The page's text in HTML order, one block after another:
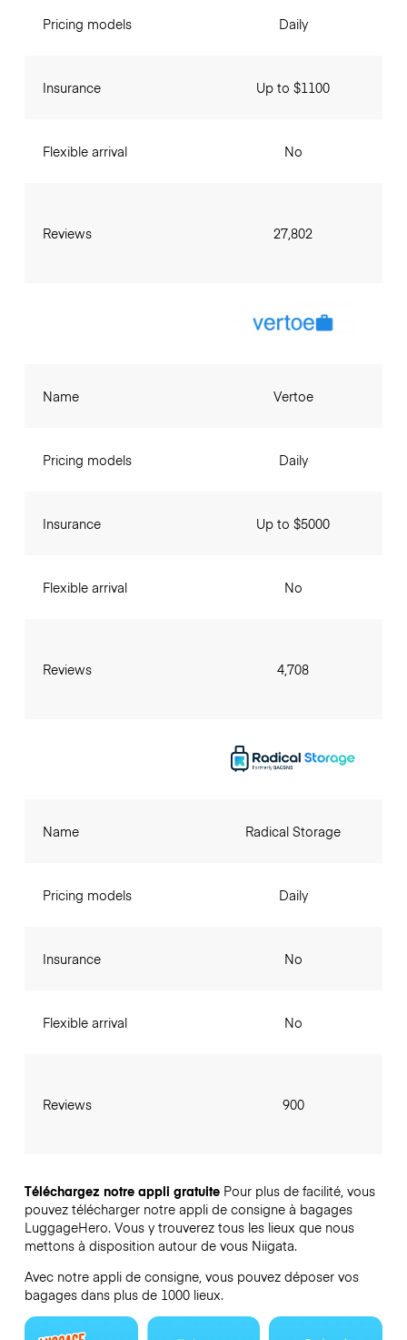
Pricing models
Insurance
Flexible arrival
Reviews
Daily
Up to $1100
No
27,802
Name
Pricing models
Insurance
Flexible arrival
Reviews
Vertoe
Daily
Up to $5000
No
4,708
Name
Pricing models
Insurance
Flexible arrival
Reviews
Radical Storage
Daily
No
No
900
Téléchargez notre appli gratuite Pour plus de facilité, vous
pouvez télécharger notre appli de consigne à bagages
LuggageHero. Vous y trouverez tous les lieux que nous
mettons à disposition autour de vous Niigata.
Avec notre appli de consigne, vous pouvez déposer vos
bagages dans plus de 1000 lieux.